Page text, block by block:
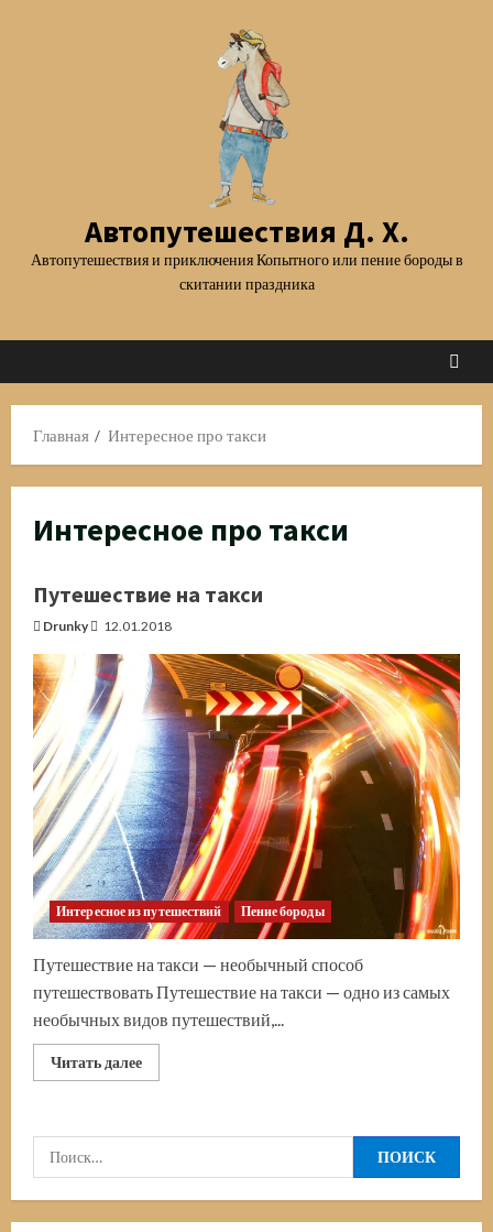
Автопутешествия Д. Х.
Автопутешествия и приключения Копытного или пение бороды в
скитании праздника
Главная Интересное про такси
Интересное про такси
Путешествие на такси
Drunky 12.01.2018
Интересное из путешествий Пение бороды
Путешествие на такси — необычный способ
путешествовать Путешествие на такси — одно из самых
необычных видов путешествий,...
Читать далееПрочитать
больше
такси
Найти: